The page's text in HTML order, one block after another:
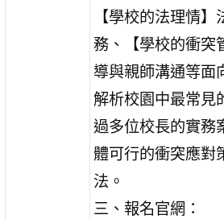
【學校的法理情
務、【學校的衝突
導與親師溝通等面
解析校園中最常見
過多位校長的實務
體可行的衝突應對
法。
三、報名官網：